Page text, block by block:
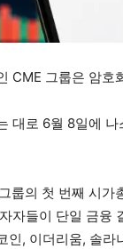
CME 그룹은 암
대로 6월 8일에
룹의 첫 번째 시
자들이 단일 금융
인, 이더리움, 솔